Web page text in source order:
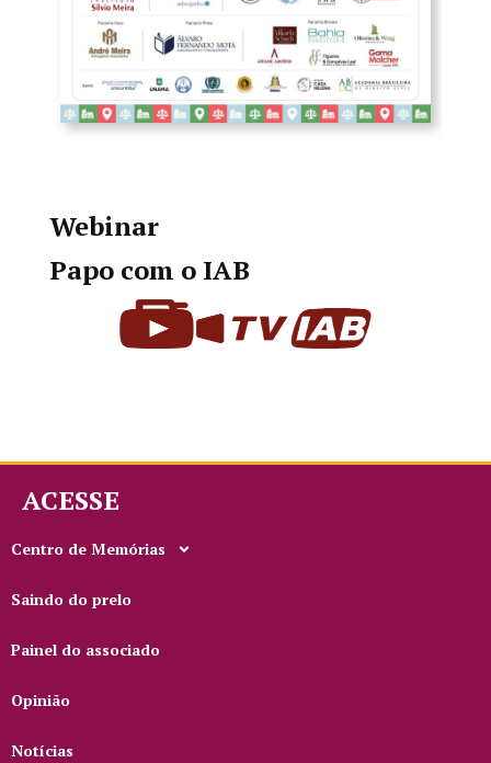
Webinar
Papo com o IAB
ACESSE
Centro de Memórias
Saindo do prelo
Painel do associado
Opinião
Notícias